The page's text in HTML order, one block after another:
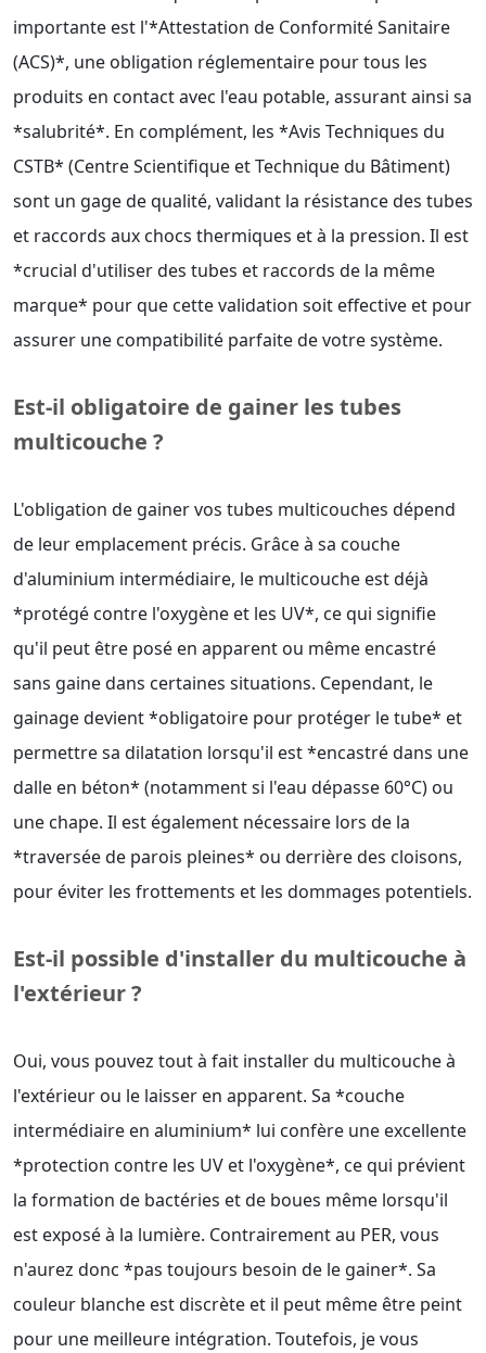
importante est l'*Attestation de Conformité Sanitaire
(ACS)*, une obligation réglementaire pour tous les
produits en contact avec l'eau potable, assurant ainsi sa
*salubrité*. En complément, les *Avis Techniques du
CSTB* (Centre Scientifique et Technique du Bâtiment)
sont un gage de qualité, validant la résistance des tubes
et raccords aux chocs thermiques et à la pression. Il est
*crucial d'utiliser des tubes et raccords de la même
marque* pour que cette validation soit effective et pour
assurer une compatibilité parfaite de votre système.
Est-il obligatoire de gainer les tubes
multicouche ?
L'obligation de gainer vos tubes multicouches dépend
de leur emplacement précis. Grâce à sa couche
d'aluminium intermédiaire, le multicouche est déjà
*protégé contre l'oxygène et les UV*, ce qui signifie
qu'il peut être posé en apparent ou même encastré
sans gaine dans certaines situations. Cependant, le
gainage devient *obligatoire pour protéger le tube* et
permettre sa dilatation lorsqu'il est *encastré dans une
dalle en béton* (notamment si l'eau dépasse 60°C) ou
une chape. Il est également nécessaire lors de la
*traversée de parois pleines* ou derrière des cloisons,
pour éviter les frottements et les dommages potentiels.
Est-il possible d'installer du multicouche à
l'extérieur ?
Oui, vous pouvez tout à fait installer du multicouche à
l'extérieur ou le laisser en apparent. Sa *couche
intermédiaire en aluminium* lui confère une excellente
*protection contre les UV et l'oxygène*, ce qui prévient
la formation de bactéries et de boues même lorsqu'il
est exposé à la lumière. Contrairement au PER, vous
n'aurez donc *pas toujours besoin de le gainer*. Sa
couleur blanche est discrète et il peut même être peint
pour une meilleure intégration. Toutefois, je vous